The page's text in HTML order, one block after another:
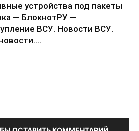
устройства под пакеты
— БлокнотРУ —
ВСУ. Новости ВСУ.